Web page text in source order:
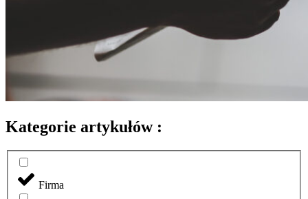
Kategorie artykułów :
Firma